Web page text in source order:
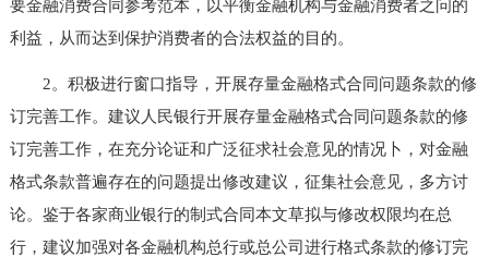
要金融消费合同参考范本，以平衡金融机构与金融消费者之问的
利益，从而达到保护消费者的合法权益的目的。
2。积极进行窗口指导，开展存量金融格式合同问题条款的修
订完善工作。建议人民银行开展存量金融格式合同问题条款的修
订完善工作，在充分论证和广泛征求社会意见的情况卜，对金融
格式条款普遍存在的问题提出修改建议，征集社会意见，多方讨
论。鉴于各家商业银行的制式合同本文草拟与修改权限均在总
行，建议加强对各金融机构总行或总公司进行格式条款的修订完